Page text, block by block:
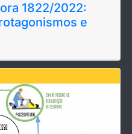
1822/2022:
e